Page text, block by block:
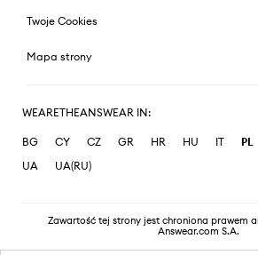
Twoje Cookies
Mapa strony
WEARETHEANSWEAR IN:
BG CY CZ GR HR HU IT PL
UA
UA(RU)
Zawartość tej strony jest chroniona prawem
Answear.com S.A.